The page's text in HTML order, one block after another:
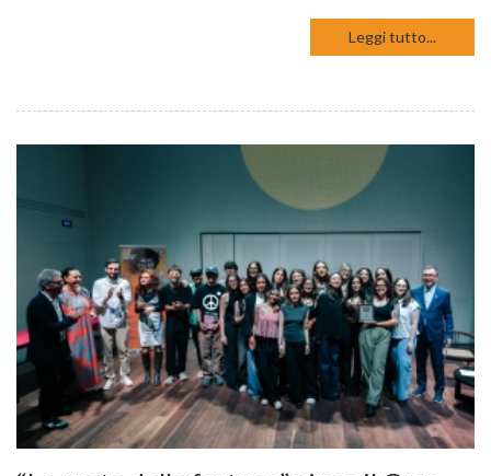
Leggi tutto...